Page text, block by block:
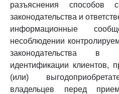
разъяснения способов
законодательства и
информационные
несоблюдении
законодательства в
идентификации клиентов,
(или)
владельцев перед